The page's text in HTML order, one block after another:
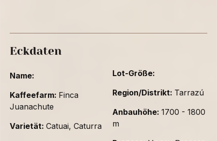
Eckdaten
Name:
Kaffeefarm: Finca
Juanachute
Varietät: Catuai, Caturra
Lot-Größe:
Region/Distrikt: Tarrazú
Anbauhöhe: 1700 - 1800
m